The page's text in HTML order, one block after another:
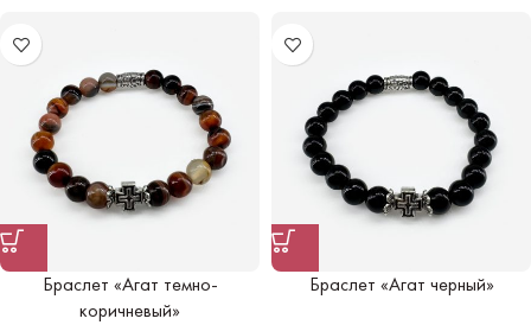
Браслет «Агат темно-
коричневый»
Браслет «Агат черный»